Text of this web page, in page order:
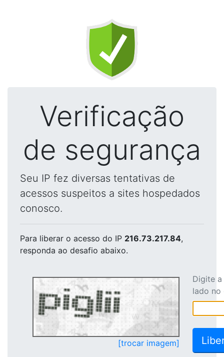
Verificação
de segurança
Seu IP fez diversas tentativas de
acessos suspeitos a sites hospedados
conosco.
Para liberar o acesso do IP 216.73.217.84,
responda ao desafio abaixo.
[trocar imagem]
Digite
lado no